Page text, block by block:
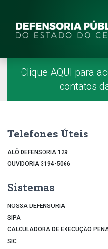
Site da
Menu
Página Inicial
Clique AQUI para
contatos
Telefones Úteis
ALÔ DEFENSORIA 129
OUVIDORIA 3194-5066
Sistemas
NOSSA DEFENSORIA
SIPA
CALCULADORA DE EXECUÇÃO
SIC